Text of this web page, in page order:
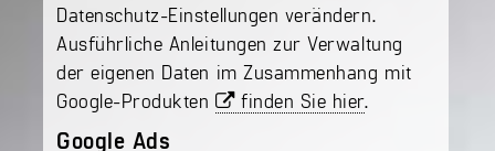
Datenschutz-Einstellungen verändern.
Ausführliche Anleitungen zur Verwaltung
der eigenen Daten im Zusammenhang mit
Google-Produkten
finden Sie hier.
Google Ads